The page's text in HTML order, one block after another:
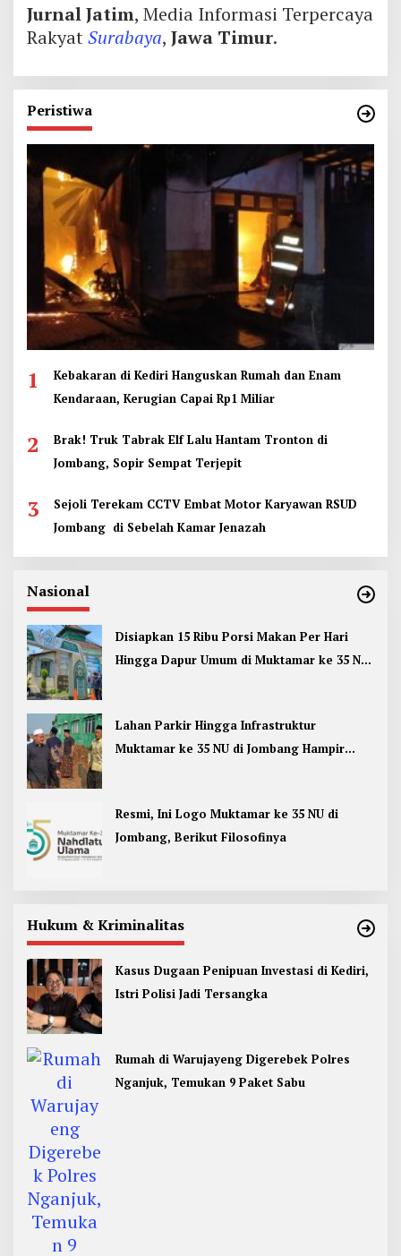
Jurnal Jatim, Media Informasi Terpercaya
RakyatSurabaya, Jawa Timur.
Peristiwa
1
Kebakaran di Kediri Hanguskan Rumah dan Enam
Kendaraan, Kerugian Capai Rp1 Miliar
2
Brak! Truk Tabrak Elf Lalu Hantam Tronton di
Jombang, Sopir Sempat Terjepit
3
Sejoli Terekam CCTV Embat Motor Karyawan RSUD
Jombang di Sebelah Kamar Jenazah
Nasional
Disiapkan 15 Ribu Porsi Makan Per Hari
Hingga Dapur Umum di Muktamar ke 35 NU
Lahan Parkir Hingga Infrastruktur
Muktamar ke 35 NU di Jombang Hampir
Resmi, Ini Logo Muktamar ke 35 NU di
Jombang, Berikut Filosofinya
Hukum & Kriminalitas
Kasus Dugaan Penipuan Investasi di Kediri,
Istri Polisi Jadi Tersangka
Rumah di Warujayeng Digerebek Polres
Nganjuk, Temukan 9 Paket Sabu